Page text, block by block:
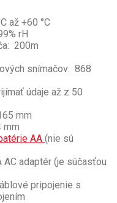
až +60 °C
rH
200m
snímačov: 868
údaje až z 50
mm
mm
AA (nie sú
AC adaptér (je súčasťou
pripojenie s